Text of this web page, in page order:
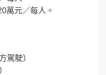
萬元／每人。
駕駛）